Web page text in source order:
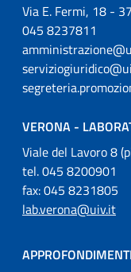
Via E. Fermi, 18 -
045 8237811
VERONA -
Viale del Lavoro 8
tel. 045 8200901
fax: 045 8231805
lab.verona@uiv.it
APPROFONDIMENTI